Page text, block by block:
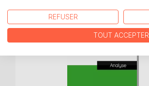
REFUSER
TOUT ACCEPTER